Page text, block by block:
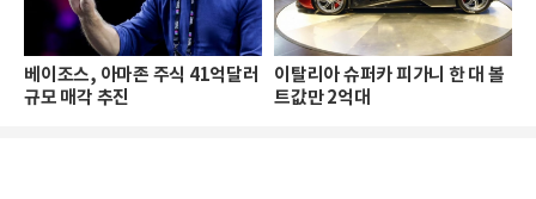
베이조스, 아마존 주식 41억달러
규모 매각 추진
이탈리아 슈퍼카 피가니 한 대 볼
트값만 2억대